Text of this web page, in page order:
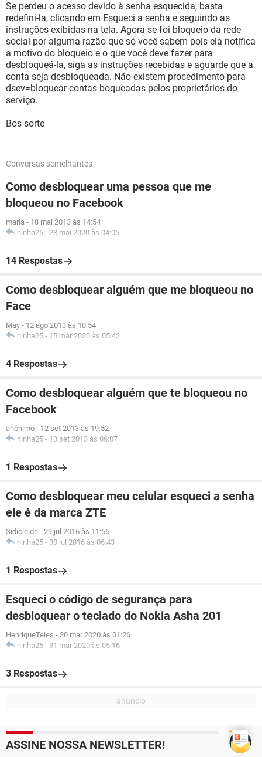
Se perdeu o acesso devido à senha esquecida, basta
redefini-la, clicando em Esqueci a senha e seguindo as
instruções exibidas na tela. Agora se foi bloqueio da rede
social por alguma razão que só você sabem pois ela notifica
a motivo do bloqueio e o que você deve fazer para
desbloqueá-la, siga as instruções recebidas e aguarde que a
conta seja desbloqueada. Não existem procedimento para
dsev=bloquear contas boqueadas pelos proprietários do
serviço.
Bos sorte
Conversas semelhantes
Como desbloquear uma pessoa que me
bloqueou no Facebook
maria - 18 mai 2013 às 14:54
ninha25 - 28 mai 2020 às 04:05
14 Respostas
Como desbloquear alguém que me bloqueou no
Face
May - 12 ago 2013 às 10:54
ninha25 - 15 mar 2020 às 05:42
4 Respostas
Como desbloquear alguém que te bloqueou no
Facebook
anônimo - 12 set 2013 às 19:52
ninha25 - 13 set 2013 às 06:07
1 Respostas
Como desbloquear meu celular esqueci a senha
ele é da marca ZTE
Sidicleide - 29 jul 2016 às 11:56
ninha25 - 30 jul 2016 às 06:43
1 Respostas
Esqueci o código de segurança para
desbloquear o teclado do Nokia Asha 201
HenriqueTeles - 30 mar 2020 às 01:26
ninha25 - 31 mar 2020 às 05:16
3 Respostas
ASSINE NOSSA NEWSLETTER!